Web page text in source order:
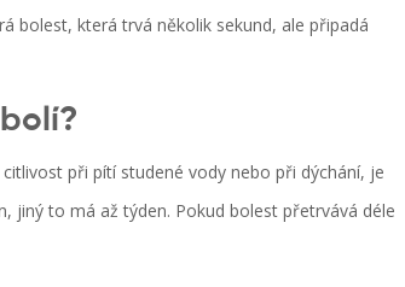
bolest, která trvá několik sekund, ale připadá
při pítí studené vody nebo při dýchání, je
jiný to má až týden. Pokud bolest přetrvává déle